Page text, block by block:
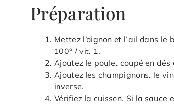
Préparation
Mettez l’oignon et l’ail dans le
100° / vit. 1.
Ajoutez le poulet coupé en
Ajoutez les champignons, le
inverse.
Vérifiez la cuisson. Si la sauce